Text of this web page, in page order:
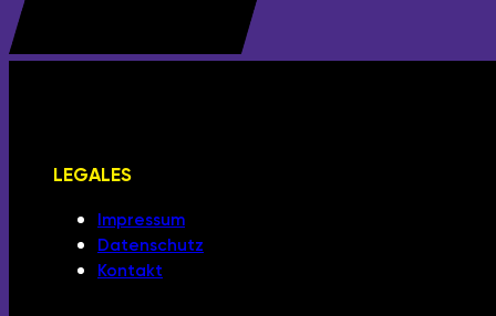
LEGALES
Impressum
Datenschutz
Kontakt